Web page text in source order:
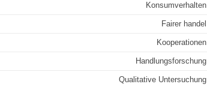
Konsumverhalten
Fairer handel
Kooperationen
Handlungsforschung
Qualitative Untersuchung